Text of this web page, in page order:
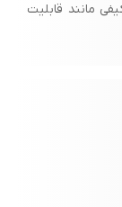
مفهومی چون
شیری تجمعی از
می‌شدند. اما
مانند قابلیت